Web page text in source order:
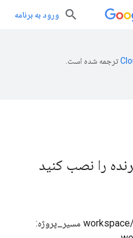
ورود به برنامه
ترجمه شده است.
را نصب کنید
مسیر_کتاب: /workspace/admin/_book.yaml مسیر_پروژه: